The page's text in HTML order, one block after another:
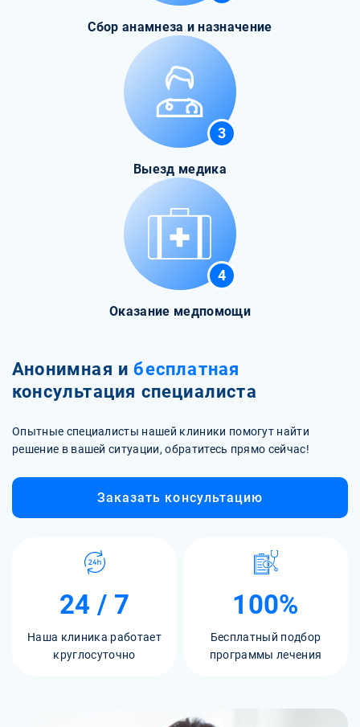
Сбор анамнеза и назначение
3
Выезд медика
4
Оказание медпомощи
Анонимная и бесплатная
консультация специалиста
Опытные специалисты нашей клиники помогут найти
решение в вашей ситуации, обратитесь прямо сейчас!
Заказать консультацию
24 / 7
Наша клиника работает
круглосуточно
100%
Бесплатный подбор
программы лечения